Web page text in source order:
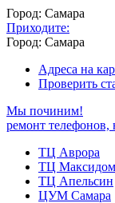
Город: Самара
Приходите:
Город: Самара
Адреса на
Проверить
Мы починим!
ремонт телефонов,
ТЦ Аврора
ТЦ Максидом
ТЦ Апельсин
ЦУМ Самара